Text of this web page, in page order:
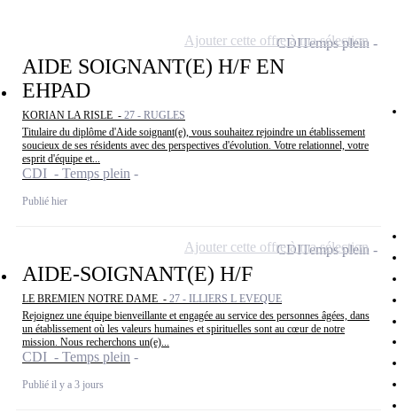
AIDE SOIGNANT(E) H/F EN
EHPAD
KORIAN LA RISLE - 27 - RUGLES
Titulaire du diplôme d'Aide soignant(e), vous souhaitez rejoindre un établissement
soucieux de ses résidents avec des perspectives d'évolution. Votre relationnel, votre
esprit d'équipe et...
CDI - Temps plein
Publié hier
CDITemps plein
Ajouter cette offre à ma sélection
AIDE-SOIGNANT(E) H/F
LE BREMIEN NOTRE DAME - 27 - ILLIERS L EVEQUE
Rejoignez une équipe bienveillante et engagée au service des personnes âgées, dans
un établissement où les valeurs humaines et spirituelles sont au cœur de notre
mission. Nous recherchons un(e)...
CDI - Temps plein
Publié il y a 3 jours
CDITemps plein
Ajouter cette offre à ma sélection